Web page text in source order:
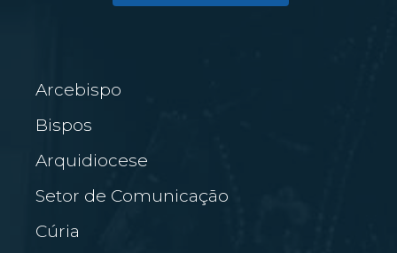
Arcebispo
Bispos
Arquidiocese
Setor de Comunicação
Cúria